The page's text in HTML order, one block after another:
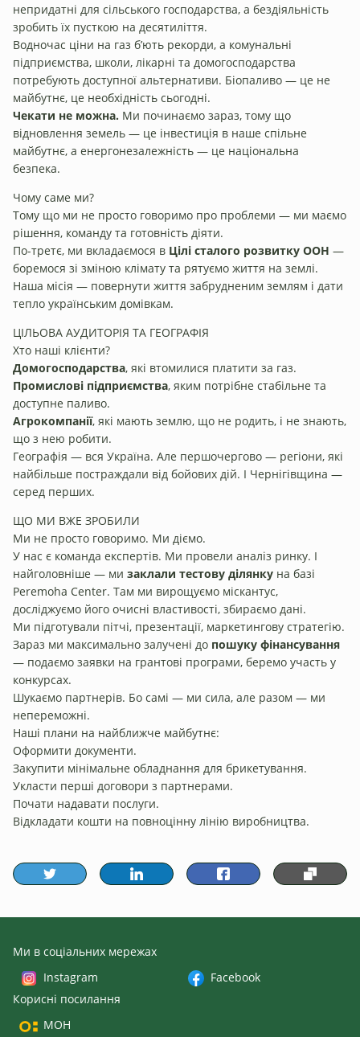
непридатні для сільського господарства, а бездіяльність
зробить їх пусткою на десятиліття.
Водночас ціни на газ б’ють рекорди, а комунальні
підприємства, школи, лікарні та домогосподарства
потребують доступної альтернативи. Біопаливо — це не
майбутнє, це необхідність сьогодні.
Чекати не можна. Ми починаємо зараз, тому що
відновлення земель — це інвестиція в наше спільне
майбутнє, а енергонезалежність — це національна
безпека.
Чому саме ми?
Тому що ми не просто говоримо про проблеми — ми маємо
рішення, команду та готовність діяти.
По-третє, ми вкладаємося в Цілі сталого розвитку ООН —
боремося зі зміною клімату та рятуємо життя на землі.
Наша місія — повернути життя забрудненим землям і дати
тепло українським домівкам.
ЦІЛЬОВА АУДИТОРІЯ ТА ГЕОГРАФІЯ
Хто наші клієнти?
Домогосподарства, які втомилися платити за газ.
Промислові підприємства, яким потрібне стабільне та
доступне паливо.
Агрокомпанії, які мають землю, що не родить, і не знають,
що з нею робити.
Географія — вся Україна. Але першочергово — регіони, які
найбільше постраждали від бойових дій. І Чернігівщина —
серед перших.
ЩО МИ ВЖЕ ЗРОБИЛИ
Ми не просто говоримо. Ми діємо.
У нас є команда експертів. Ми провели аналіз ринку. І
найголовніше — ми заклали тестову ділянку на базі
Peremoha Center. Там ми вирощуємо міскантус,
досліджуємо його очисні властивості, збираємо дані.
Ми підготували пітчі, презентації, маркетингову стратегію.
Зараз ми максимально залучені до пошуку фінансування
— подаємо заявки на грантові програми, беремо участь у
конкурсах.
Шукаємо партнерів. Бо самі — ми сила, але разом — ми
непереможні.
Наші плани на найближче майбутнє:
Оформити документи.
Закупити мінімальне обладнання для брикетування.
Укласти перші договори з партнерами.
Почати надавати послуги.
Відкладати кошти на повноцінну лінію виробництва.
Ми в соціальних мережах
Instagram
Facebook
Корисні посилання
МОН